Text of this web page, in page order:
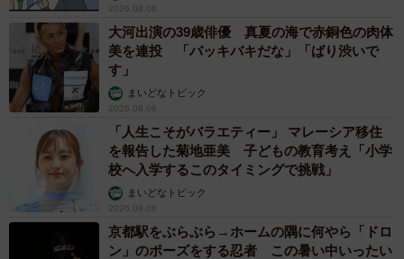
2026.08.06
大河出演の39歳俳優 真夏の海で赤銅色の肉体
美を連投 「バッキバキだな」「ばり渋いで
す」
まいどなトピック
2026.08.06
「人生こそがバラエティー」 マレーシア移住
を報告した菊地亜美 子どもの教育考え「小学
校へ入学するこのタイミングで挑戦」
まいどなトピック
2026.08.06
京都駅をぶらぶら→ホームの隅に何やら「ドロ
ン」のポーズをする忍者 この暑い中いったい